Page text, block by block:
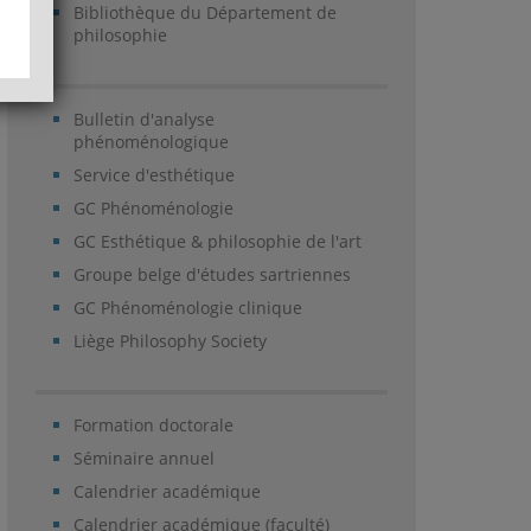
Bibliothèque du Département de
philosophie
Bulletin d'analyse
phénoménologique
Service d'esthétique
GC Phénoménologie
GC Esthétique & philosophie de l'art
Groupe belge d'études sartriennes
GC Phénoménologie clinique
Liège Philosophy Society
Formation doctorale
Séminaire annuel
Calendrier académique
Calendrier académique (faculté)